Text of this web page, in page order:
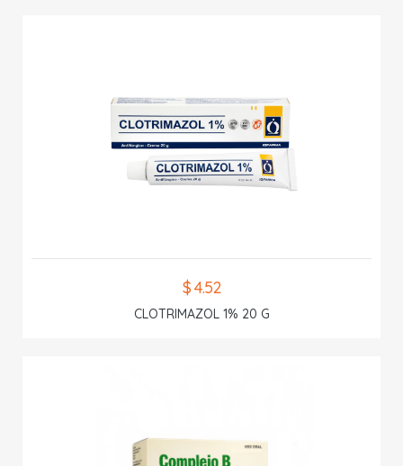
$ 4.52
CLOTRIMAZOL 1% 20 G